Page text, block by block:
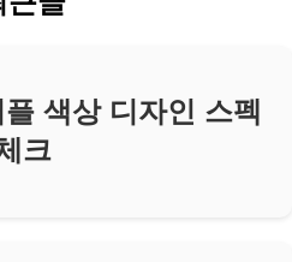
색상 디자인 스펙
크